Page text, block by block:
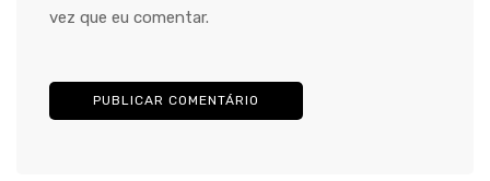
vez que eu comentar.